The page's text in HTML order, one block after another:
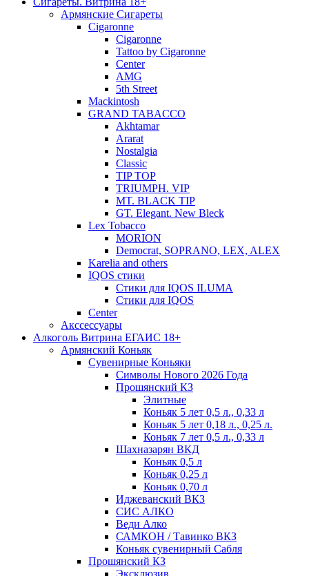
Армянские Сигареты
Cigaronne
Cigaronne
Tattoo by Cigaronne
Center
AMG
5th Street
Mackintosh
GRAND TABACCO
Akhtamar
Ararat
Nostalgia
Classic
TIP TOP
TRIUMPH. VIP
MT. BLACK TIP
GT. Elegant. New Bleck
Lex Tobacco
MORION
Democrat, SOPRANO, LEX, ALEX
Karelia and others
IQOS стики
Стики для IQOS ILUMA
Стики для IQOS
Сenter
Акссессуары
Алкоголь Витрина ЕГАИС 18+
Армянский Коньяк
Сувенирные Коньяки
Символы Нового 2026 Года
Прошянский КЗ
Элитные
Коньяк 5 лет 0,5 л., 0,33 л
Коньяк 5 лет 0,18 л., 0,25 л.
Коньяк 7 лет 0,5 л., 0,33 л
Шахназарян ВКД
Коньяк 0,5 л
Коньяк 0,25 л
Коньяк 0,70 л
Иджеванский ВКЗ
СИС АЛКО
Веди Алко
САМКОН / Тавинко ВКЗ
Коньяк сувенирный Сабля
Прошянский КЗ
Эксклюзив